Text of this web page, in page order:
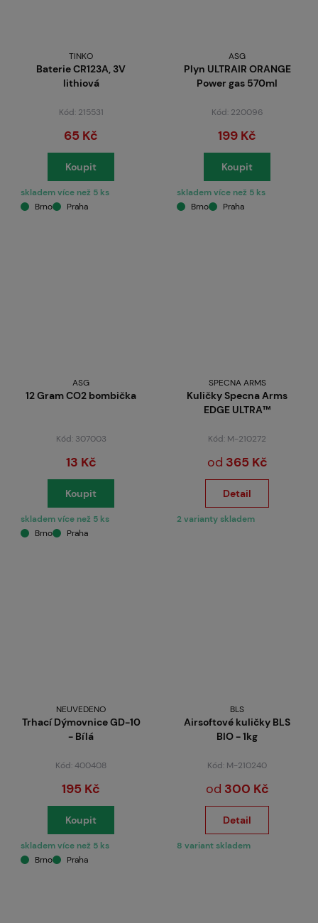
TINKO
Baterie CR123A, 3V
lithiová
Kód: 215531
65 Kč
Koupit
skladem více než 5 ks
Brno
Praha
ASG
Plyn ULTRAIR ORANGE
Power gas 570ml
Kód: 220096
199 Kč
Koupit
skladem více než 5 ks
Brno
Praha
ASG
12 Gram CO2 bombička
Kód: 307003
13 Kč
Koupit
skladem více než 5 ks
Brno
Praha
SPECNA ARMS
Kuličky Specna Arms
EDGE ULTRA™
Kód: M-210272
od 365 Kč
Detail
2 varianty skladem
NEUVEDENO
Trhací Dýmovnice GD-10
- Bílá
Kód: 400408
195 Kč
Koupit
skladem více než 5 ks
Brno
Praha
BLS
Airsoftové kuličky BLS
BIO - 1kg
Kód: M-210240
od 300 Kč
Detail
8 variant skladem